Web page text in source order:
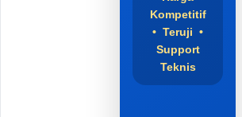
Kompetitif
• Teruji •
Support
Teknis